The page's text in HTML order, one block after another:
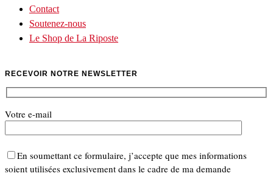
Contact
Soutenez-nous
Le Shop de La Riposte
RECEVOIR NOTRE NEWSLETTER
Votre e-mail
En soumettant ce formulaire, j’accepte que mes informations
soient utilisées exclusivement dans le cadre de ma demande